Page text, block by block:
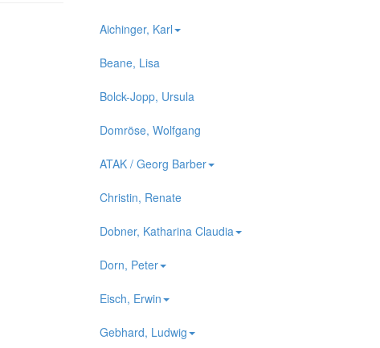
Aichinger, Karl
Beane, Lisa
Bolck-Jopp, Ursula
Domröse, Wolfgang
ATAK / Georg Barber
Christin, Renate
Dobner, Katharina Claudia
Dorn, Peter
Eisch, Erwin
Gebhard, Ludwig